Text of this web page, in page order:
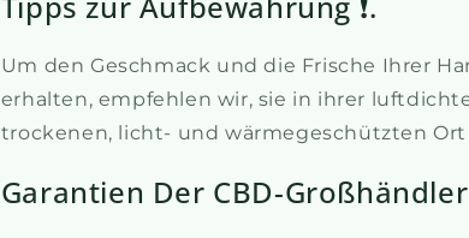
Um den Geschmack und die Frische Ihrer
erhalten, empfehlen wir, sie in ihrer
trockenen, licht- und wärmegeschützten Ort
Garantien Der CBD-